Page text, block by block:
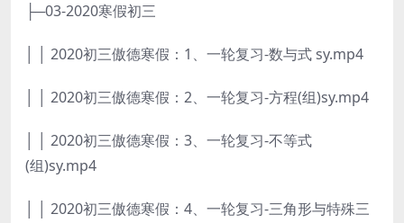
├─03-2020寒假初三
│ │ 2020初三傲德寒假：1、一轮复习-数与式 sy.mp4
│ │ 2020初三傲德寒假：2、一轮复习-方程(组)sy.mp4
│ │ 2020初三傲德寒假：3、一轮复习-不等式
(组)sy.mp4
│ │ 2020初三傲德寒假：4、一轮复习-三角形与特殊三